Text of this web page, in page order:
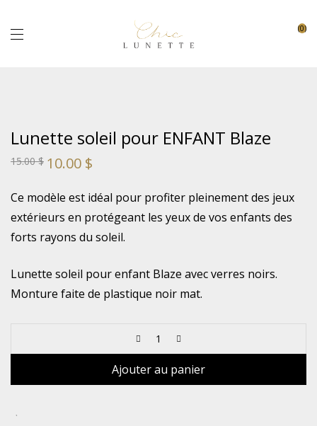
0
Lunette soleil pour ENFANT Blaze
15.00$ 10.00 $
Ce modèle est idéal pour profiter pleinement des jeux
extérieurs en protégeant les yeux de vos enfants des
forts rayons du soleil.
Lunette soleil pour enfant Blaze avec verres noirs.
Monture faite de plastique noir mat.
Ajouter au panier